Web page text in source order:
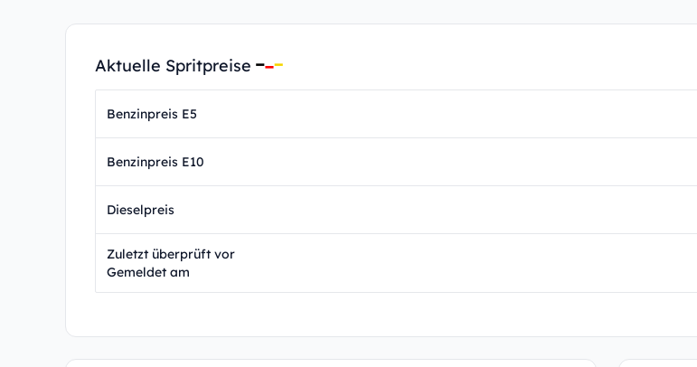
Aktuelle Spritpreise
Benzinpreis E5
Benzinpreis E10
Dieselpreis
Zuletzt überprüft vor
Gemeldet am